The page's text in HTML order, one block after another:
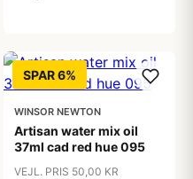
SPAR 6%
WINSOR NEWTON
Artisan water mix oil
37ml cad red hue 095
VEJL. PRIS 50,00 KR